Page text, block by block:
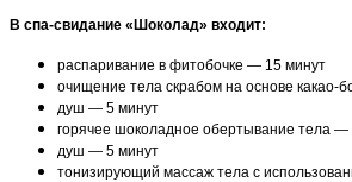
В спа-свидание «Шоколад» входит:
распаривание в фитобочке — 15 минут
очищение тела скрабом на основе какао-
душ — 5 минут
горячее шоколадное обертывание тела —
душ — 5 минут
тонизирующий массаж тела с